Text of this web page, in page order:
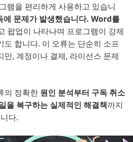
램을 편리하게 사용하고 있습니
에 문제가 발생했습니다. Word를
팝업이 나타나며 프로그램이 강제
도 합니다. 이 오류는 단순히 소프
만, 계정이나 결제, 라이선스 문제
의 정확한 원인 분석부터 구독 취소
을 복구하는 실제적인 해결책까지
다.